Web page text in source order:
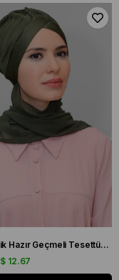
Haki Pratik Hazır Geçmeli Tesettür Bone Fukuro Piliseli Tek Çapraz Büzgülü Şifon Atkılı 1824A_09
$ 12.67